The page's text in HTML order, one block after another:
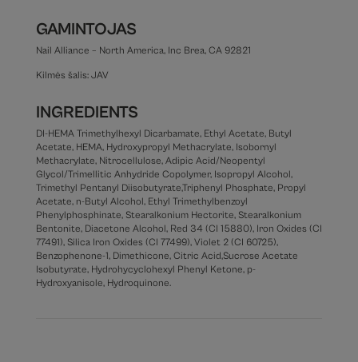
GAMINTOJAS
Nail Alliance – North America, Inc Brea, CA 92821
Kilmės šalis: JAV
INGREDIENTS
DI-HEMA Trimethylhexyl Dicarbamate, Ethyl Acetate, Butyl
Acetate, HEMA, Hydroxypropyl Methacrylate, Isobornyl
Methacrylate, Nitrocellulose, Adipic Acid/Neopentyl
Glycol/Trimellitic Anhydride Copolymer, Isopropyl Alcohol,
Trimethyl Pentanyl Diisobutyrate,Triphenyl Phosphate, Propyl
Acetate, n-Butyl Alcohol, Ethyl Trimethylbenzoyl
Phenylphosphinate, Stearalkonium Hectorite, Stearalkonium
Bentonite, Diacetone Alcohol, Red 34 (CI 15880), Iron Oxides (CI
77491), Silica Iron Oxides (CI 77499), Violet 2 (CI 60725),
Benzophenone-1, Dimethicone, Citric Acid,Sucrose Acetate
Isobutyrate, Hydrohycyclohexyl Phenyl Ketone, p-
Hydroxyanisole, Hydroquinone.